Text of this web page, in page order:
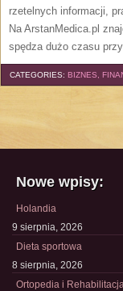
rzetelnych informacji,
Na ArstanMedica.pl
spędza dużo czasu
CATEGORIES: BIZNES,
Nowe wpisy:
Holandia
9 sierpnia, 2026
Dieta sportowa
8 sierpnia, 2026
Ortopedia i